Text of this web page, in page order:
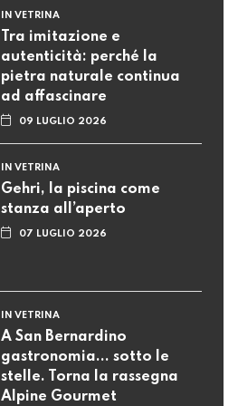
IN VETRINA
Tra imitazione e
autenticità: perché la
pietra naturale continua
ad affascinare
09 LUGLIO 2026
IN VETRINA
Gehri, la piscina come
stanza all’aperto
07 LUGLIO 2026
IN VETRINA
A San Bernardino
gastronomia... sotto le
stelle. Torna la rassegna
Alpine Gourmet